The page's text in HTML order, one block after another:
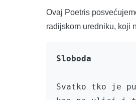
Ovaj Poetris
radijskom uredniku, koji
Sloboda
Svatko tko je